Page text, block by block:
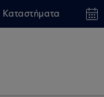
Καταστήματα